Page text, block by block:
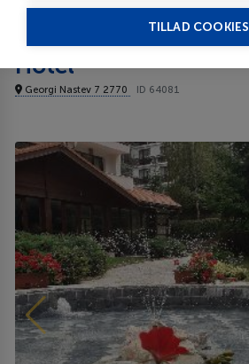
TILLAD COOKIES
Winslow Infinity Apart
Hotel
Georgi Nastev 7 2770 ID 64081